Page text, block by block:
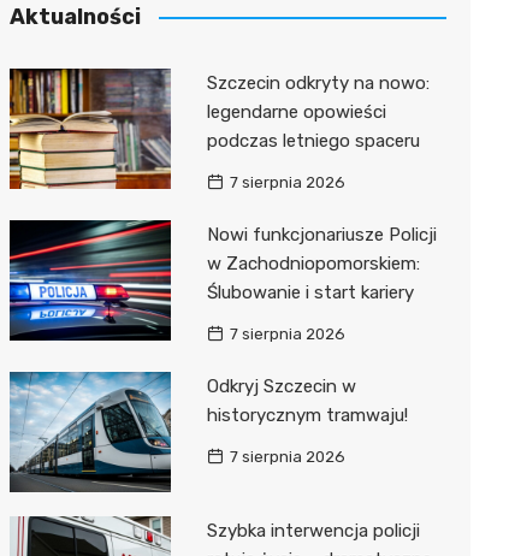
Aktualności
Szczecin odkryty na nowo:
legendarne opowieści
podczas letniego spaceru
7 sierpnia 2026
Nowi funkcjonariusze Policji
w Zachodniopomorskiem:
Ślubowanie i start kariery
7 sierpnia 2026
Odkryj Szczecin w
historycznym tramwaju!
7 sierpnia 2026
Szybka interwencja policji